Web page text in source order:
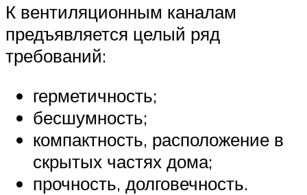
К вентиляционным каналам
предъявляется целый ряд
требований:
герметичность;
бесшумность;
компактность, расположение в
скрытых частях дома;
прочность, долговечность.